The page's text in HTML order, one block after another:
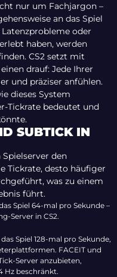
nur um Fachjargon –
an das Spiel
oder
haben, werden
CS2 setzt mit
drauf: Jede Ihrer
und präziser anfühlen.
dieses System
Tickrate bedeutet und
SUBTICK IN
den
Tickrate, desto häufiger
was zu einem
führt.
Spiel 64-mal pro Sekunde –
Server in CS2.
Spiel 128-mal pro Sekunde,
FACEIT und
Server anzubieten,
Hz beschränkt.